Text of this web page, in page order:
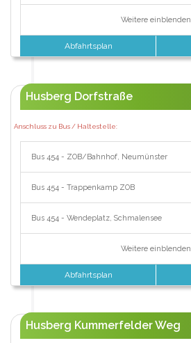
Weitere einblenden
Abfahrtsplan
Husberg Dorfstraße
Anschluss zu Bus / Haltestelle:
Bus 454 - ZOB/Bahnhof, Neumünster
Bus 454 - Trappenkamp ZOB
Bus 454 - Wendeplatz, Schmalensee
Weitere einblenden
Abfahrtsplan
Husberg Kummerfelder Weg